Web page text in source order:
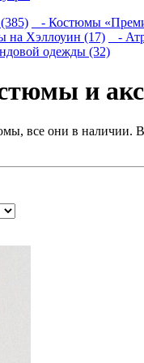
- Костюмы
на Хэллоуин (17)
-
одежды (32)
и
все они в наличии.